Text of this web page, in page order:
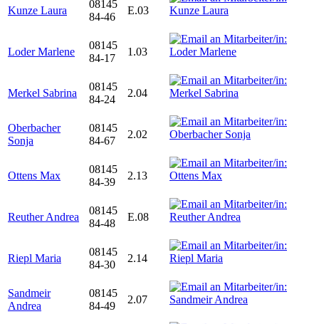
Kunze Laura
08145
84-46
E.03
Loder Marlene
08145
84-17
1.03
Merkel Sabrina
08145
84-24
2.04
Oberbacher
Sonja
08145
84-67
2.02
Ottens Max
08145
84-39
2.13
Reuther Andrea
08145
84-48
E.08
Riepl Maria
08145
84-30
2.14
Sandmeir
Andrea
08145
84-49
2.07